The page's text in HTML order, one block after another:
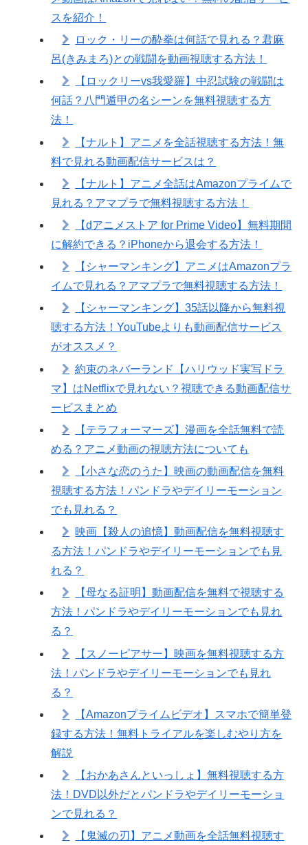
スを紹介！
ロック・リーの酔拳は何話で見れる？君麻
呂(きみまろ)との戦闘を動画視聴する方法！
【ロックリーvs我愛羅】中忍試験の戦闘は
何話？八門遁甲の名シーンを無料視聴する方
法！
【ナルト】アニメを全話視聴する方法！無
料で見れる動画配信サービスは？
【ナルト】アニメ全話はAmazonプライムで
見れる？アマプラで無料視聴する方法！
【dアニメストア for Prime Video】無料期間
に解約できる？iPhoneから退会する方法！
【シャーマンキング】アニメはAmazonプラ
イムで見れる？アマプラで無料視聴する方法！
【シャーマンキング】35話以降から無料視
聴する方法！YouTubeよりも動画配信サービス
がオススメ？
約束のネバーランド【ハリウッド実写ドラ
マ】はNetflixで見れない？視聴できる動画配信サ
ービスまとめ
【テラフォーマーズ】漫画を全話無料で読
める？アニメ動画の視聴方法についても
【小さな恋のうた】映画の動画配信を無料
視聴する方法！パンドラやデイリーモーション
でも見れる？
映画【殺人の追憶】動画配信を無料視聴す
る方法！パンドラやデイリーモーションでも見
れる？
【母なる証明】動画配信を無料で視聴する
方法！パンドラやデイリーモーションでも見れ
る？
【スノーピアサー】映画を無料視聴する方
法！パンドラやデイリーモーションでも見れ
る？
【Amazonプライムビデオ】スマホで簡単登
録する方法！無料トライアルを楽しむやり方を
解説
【おかあさんといっしょ】無料視聴する方
法！DVD以外だとパンドラやデイリーモーショ
ンで見れる？
【鬼滅の刃】アニメ動画を全話無料視聴す